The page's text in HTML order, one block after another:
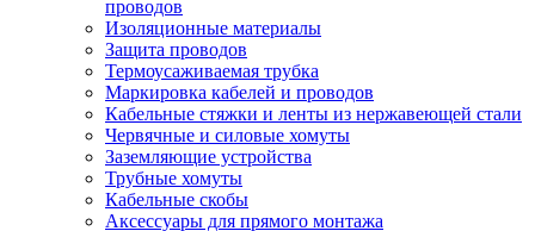
проводов
Изоляционные материалы
Защита проводов
Термоусаживаемая трубка
Маркировка кабелей и проводов
Кабельные стяжки и ленты из нержавеющей стали
Червячные и силовые хомуты
Заземляющие устройства
Трубные хомуты
Кабельные скобы
Аксессуары для прямого монтажа